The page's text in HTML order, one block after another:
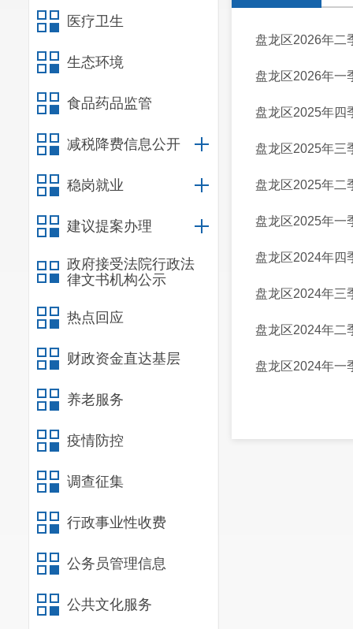
医疗卫生
生态环境
食品药品监管
减税降费信息公开
稳岗就业
建议提案办理
政府接受法院行政法
律文书机构公示
热点回应
财政资金直达基层
养老服务
疫情防控
调查征集
行政事业性收费
公务员管理信息
公共文化服务
盘龙区2026年二
盘龙区2026年一
盘龙区2025年四
盘龙区2025年三
盘龙区2025年二
盘龙区2025年一
盘龙区2024年四
盘龙区2024年三
盘龙区2024年二
盘龙区2024年一